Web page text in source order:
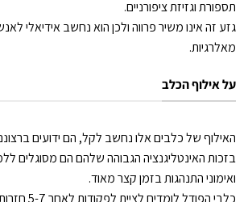
תספורת וגזיזת ציפורניים.
גזע זה אינו משיר פרווה ולכן הוא נחשב אידיאלי
מאלרגיות.
על אילוף הכלב
האילוף של כלבים אלו נחשב לקל, הם ידועים
בזכות האינטליגנציה הגבוהה שלהם הם מסוגלים
ואימוני התנהגות בזמן קצר מאוד.